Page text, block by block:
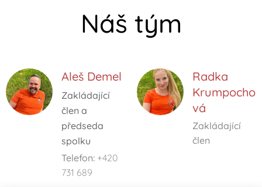
Náš tým
Aleš Demel
Zakládající
člen a
předseda
spolku
Telefon: +420
731 689
Radka
Krumpocho
vá
Zakládající
člen